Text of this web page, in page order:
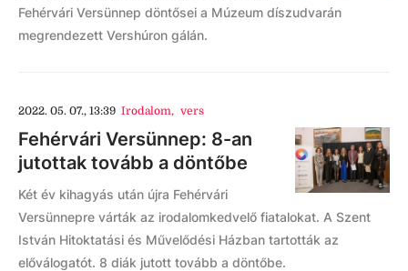
Fehérvári Versünnep döntősei a Múzeum díszudvarán
megrendezett Vershúron gálán.
2022. 05. 07., 13:39 Irodalom, vers
Fehérvári Versünnep: 8-an
jutottak tovább a döntőbe
Két év kihagyás után újra Fehérvári
Versünnepre várták az irodalomkedvelő fiatalokat. A Szent
István Hitoktatási és Művelődési Házban tartották az
előválogatót. 8 diák jutott tovább a döntőbe.